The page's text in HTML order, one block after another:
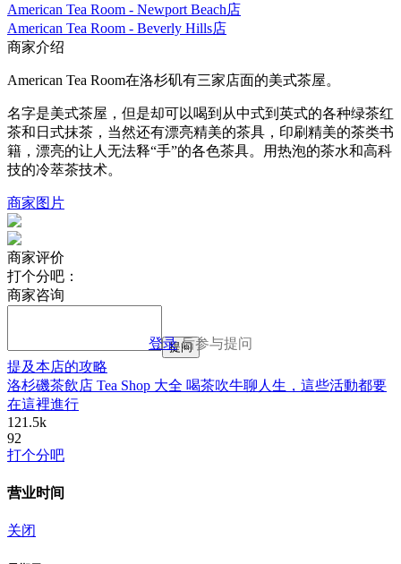
American Tea Room - Newport Beach店
American Tea Room - Beverly Hills店
商家介绍
American Tea Room在洛杉矶有三家店面的美式茶屋。
名字是美式茶屋，但是却可以喝到从中式到英式的各种绿茶红
茶和日式抹茶，当然还有漂亮精美的茶具，印刷精美的茶类书
籍，漂亮的让人无法释“手”的各色茶具。用热泡的茶水和高科
技的冷萃茶技术。
商家图片
商家评价
打个分吧：
商家咨询
登录后参与提问
提问
提及本店的攻略
洛杉磯茶飲店 Tea Shop 大全 喝茶吹牛聊人生，這些活動都要
在這裡進行
121.5k
92
打个分吧
营业时间
关闭